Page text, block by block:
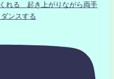
れる 起き上がりながら両手
ンスする